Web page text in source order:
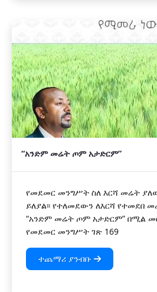
“አንድም መሬት ጦም አታድርም”
የመደመር መንግሥት ስለ እርሻ መሬት
ይለያል፡፡ የተለመደውን ለእርሻ የተመደበ
“አንድም መሬት ጦም አታድርም” በሚል
የመደመር መንግሥት ገጽ 169
ተጨማሪ ያንብቡ